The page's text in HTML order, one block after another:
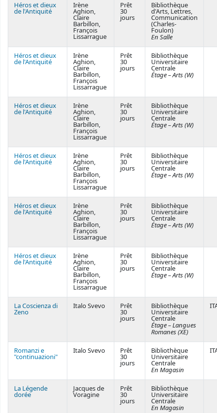
Héros et dieux
de l'Antiquité
Irène
Aghion,
Claire
Barbillon,
François
Lissarrague
Prêt
30
jours
Bibliothèque
d'Arts, Lettres,
Communication
(Charles-
Foulon)
En Salle
Héros et dieux
de l'Antiquité
Irène
Aghion,
Claire
Barbillon,
François
Lissarrague
Prêt
30
jours
Bibliothèque
Universitaire
Centrale
Étage – Arts (W)
Héros et dieux
de l'Antiquité
Irène
Aghion,
Claire
Barbillon,
François
Lissarrague
Prêt
30
jours
Bibliothèque
Universitaire
Centrale
Étage – Arts (W)
Héros et dieux
de l'Antiquité
Irène
Aghion,
Claire
Barbillon,
François
Lissarrague
Prêt
30
jours
Bibliothèque
Universitaire
Centrale
Étage – Arts (W)
Héros et dieux
de l'Antiquité
Irène
Aghion,
Claire
Barbillon,
François
Lissarrague
Prêt
30
jours
Bibliothèque
Universitaire
Centrale
Étage – Arts (W)
Héros et dieux
de l'Antiquité
Irène
Aghion,
Claire
Barbillon,
François
Lissarrague
Prêt
30
jours
Bibliothèque
Universitaire
Centrale
Étage – Arts (W)
La Coscienza di
Zeno
Italo Svevo Prêt
30
jours
Bibliothèque
Universitaire
Centrale
Étage – Langues
Romanes (XE)
Romanzi e
"continuazioni"
Italo Svevo Prêt
30
jours
Bibliothèque
Universitaire
Centrale
En Magasin
La Légende
dorée
Jacques de
Voragine
Prêt
30
jours
Bibliothèque
Universitaire
Centrale
En Magasin